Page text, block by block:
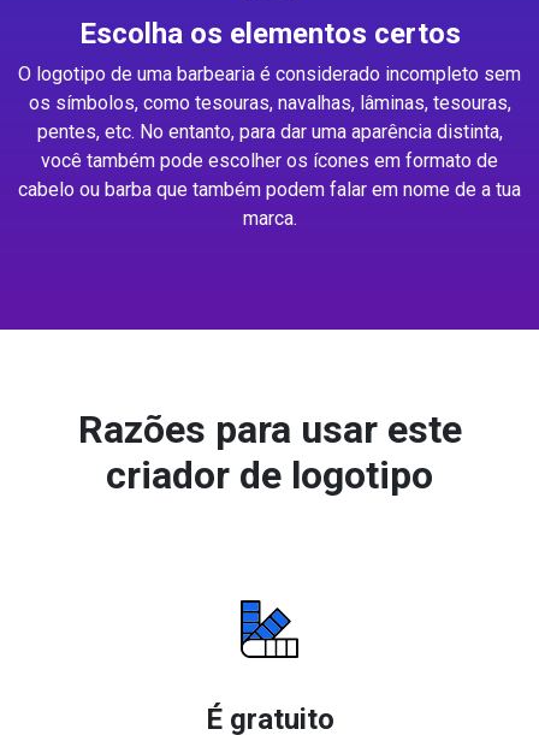
Escolha os elementos certos
O logotipo de uma barbearia é considerado incompleto sem
os símbolos, como tesouras, navalhas, lâminas, tesouras,
pentes, etc. No entanto, para dar uma aparência distinta,
você também pode escolher os ícones em formato de
cabelo ou barba que também podem falar em nome de a tua
marca.
Razões para usar este
criador de logotipo
É gratuito